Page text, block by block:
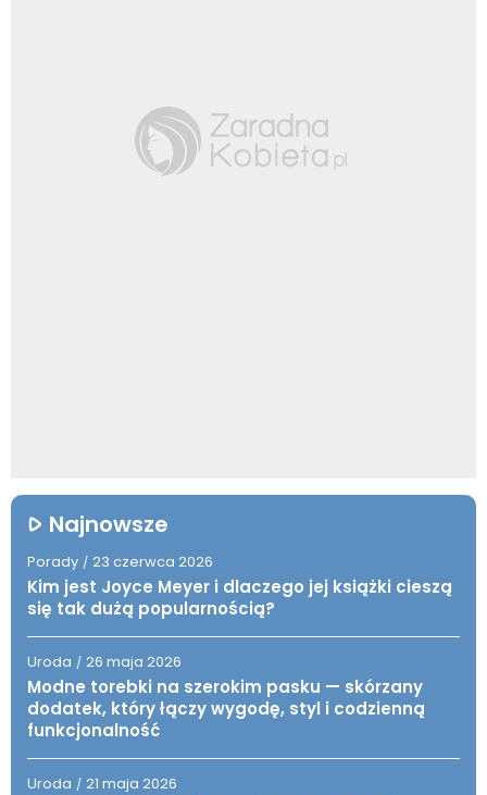
Najnowsze
Porady / 23 czerwca 2026
Kim jest Joyce Meyer i dlaczego jej książki cieszą
się tak dużą popularnością?
Uroda / 26 maja 2026
Modne torebki na szerokim pasku — skórzany
dodatek, który łączy wygodę, styl i codzienną
funkcjonalność
Uroda / 21 maja 2026